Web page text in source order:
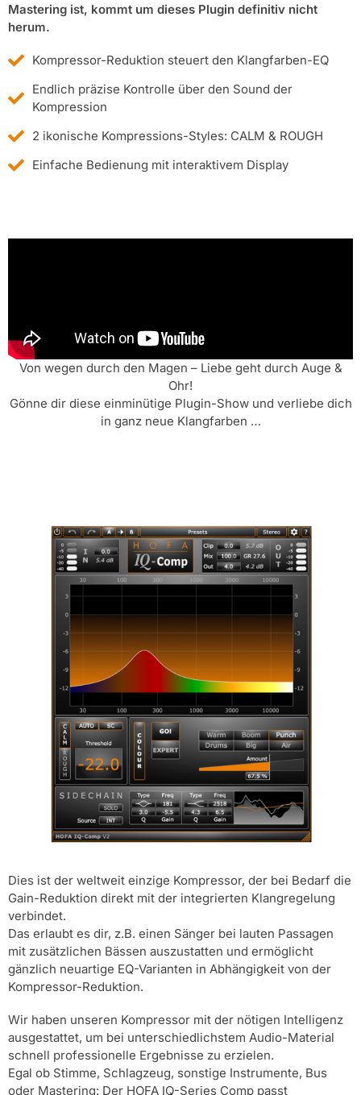
Mastering ist, kommt um dieses Plugin definitiv nicht
herum.
Kompressor-Reduktion steuert den Klangfarben-EQ
Endlich präzise Kontrolle über den Sound der
Kompression
2 ikonische Kompressions-Styles: CALM & ROUGH
Einfache Bedienung mit interaktivem Display
Von wegen durch den Magen – Liebe geht durch Auge &
Ohr!
Gönne dir diese einminütige Plugin-Show und verliebe dich
in ganz neue Klangfarben …
Dies ist der weltweit einzige Kompressor, der bei Bedarf die
Gain-Reduktion direkt mit der integrierten Klangregelung
verbindet.
Das erlaubt es dir, z.B. einen Sänger bei lauten Passagen
mit zusätzlichen Bässen auszustatten und ermöglicht
gänzlich neuartige EQ-Varianten in Abhängigkeit von der
Kompressor-Reduktion.
Wir haben unseren Kompressor mit der nötigen Intelligenz
ausgestattet, um bei unterschiedlichstem Audio-Material
schnell professionelle Ergebnisse zu erzielen.
Egal ob Stimme, Schlagzeug, sonstige Instrumente, Bus
oder Mastering: Der HOFA IQ-Series Comp passt